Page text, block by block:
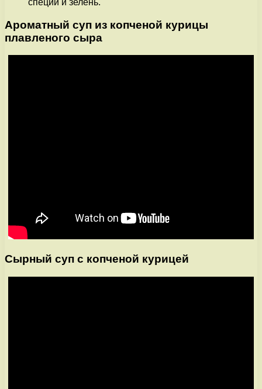
Ароматный суп из копченой курицы
плавленого сыра
Сырный суп с копченой курицей